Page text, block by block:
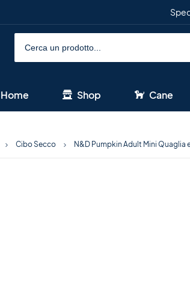
Home Shop Cane
Cibo Secco N&D Pumpkin Adult Mini Quaglia